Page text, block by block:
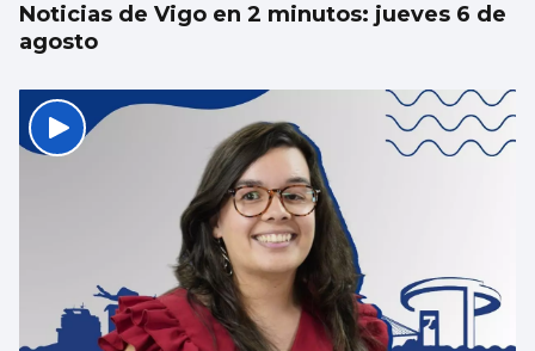
Noticias de Vigo en 2 minutos: jueves 6 de
agosto